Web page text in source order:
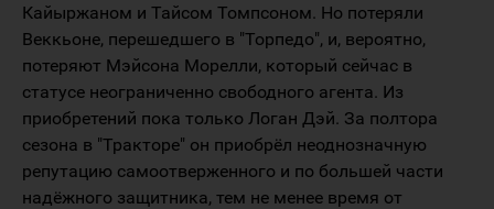
Кайыржаном и Тайсом Томпсоном. Но потеряли
Веккьоне, перешедшего в "Торпедо", и, вероятно,
потеряют Мэйсона Морелли, который сейчас в
статусе неограниченно свободного агента. Из
приобретений пока только Логан Дэй. За полтора
сезона в "Тракторе" он приобрёл неоднозначную
репутацию самоотверженного и по большей части
надёжного защитника, тем не менее время от